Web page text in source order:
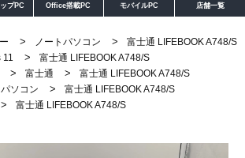
プPC Office搭載PC モバイルPC 店舗一覧
> ノートパソコン >
富士通 LIFEBOOK A748/S
11 >
富士通 LIFEBOOK A748/S
> 富士通 >
富士通 LIFEBOOK A748/S
ソコン >
富士通 LIFEBOOK A748/S
> 富士通 LIFEBOOK A748/S